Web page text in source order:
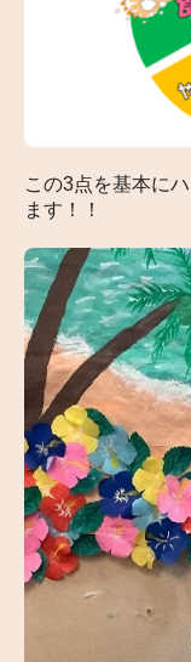
この3点を基本に
ます！！